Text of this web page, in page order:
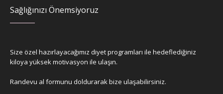
Sağlığınızı Önemsiyoruz
Size özel hazırlayacağımız diyet programları ile hedeflediğiniz
kiloya yüksek motivasyon ile ulaşın.
Randevu al formunu doldurarak bize ulaşabilirsiniz.